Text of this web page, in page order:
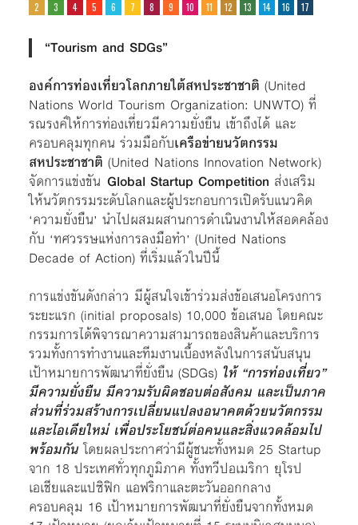
“Tourism and SDGs”
องค์การท่องเที่ยวโลกภายใต้สหประชาชาติ (United
Nations World Tourism Organization: UNWTO) ที่
รณรงค์ให้การท่องเที่ยวมีความยั่งยืน เข้าถึงได้ และ
ครอบคลุมทุกคน ร่วมมือกับเครือข่ายนวัตกรรม
สหประชาชาติ (United Nations Innovation Network)
จัดการแข่งขัน Global Startup Competition ส่งเสริม
ให้นวัตกรรมระดับโลกและผู้ประกอบการเปิดรับแนวคิด
‘ความยั่งยืน’ นำไปผสมผสานการดำเนินงานให้สอดคล้อง
กับ ‘ทศวรรษแห่งการลงมือทำ’ (United Nations
Decade of Action) ที่เริ่มแล้วในปีนี้
การแข่งขันดังกล่าว มีผู้สนใจเข้าร่วมส่งข้อเสนอโครงการ
ระยะแรก (initial proposals) 10,000 ข้อเสนอ โดยคณะ
กรรมการได้พิจารณาความสามารถของสินค้าและบริการ
รวมทั้งการทำงานและทีมงานเบื้องหลังในการสนับสนุน
เป้าหมายการพัฒนาที่ยั่งยืน (SDGs) ให้ “การท่องเที่ยว”
มีความยั่งยืน มีความรับผิดชอบต่อสังคม และเป็นภาค
ส่วนที่ร่วมสร้างการเปลี่ยนแปลงอนาคตด้วยนวัตกรรม
และไอเดียใหม่ เพื่อประโยชน์ต่อคนและสิ่งแวดล้อมไป
พร้อมกันโดยผลประกาศว่ามีผู้ชนะทั้งหมด 25 Startup
จาก 18 ประเทศทั่วทุกภูมิภาค ทั้งทวีปอเมริกา ยุโรป
เอเชียและแปซิฟิก แอฟริกาและตะวันออกกลาง
ครอบคลุม 16 เป้าหมายการพัฒนาที่ยั่งยืนจากทั้งหมด